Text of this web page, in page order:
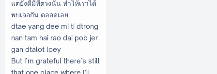
แต่ยังดีมีที่ตรงนั้น ทำให้เราได้
พบเจอกัน ตลอดเลย
dtae yang dee mi ti dtrong
nan tam hai rao dai pob jer
gan dtalot loey
But I’m grateful there’s still
that one place where I’ll